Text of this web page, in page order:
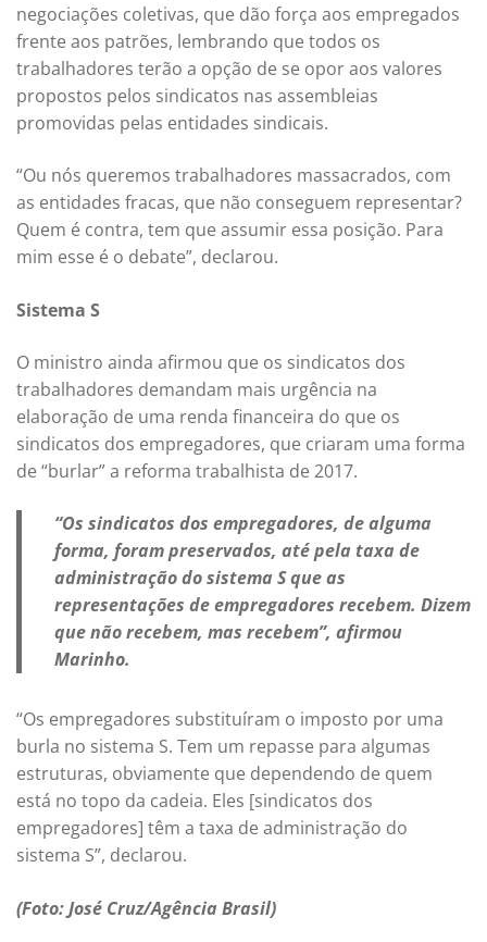
negociações coletivas, que dão força aos empregados
frente aos patrões, lembrando que todos os
trabalhadores terão a opção de se opor aos valores
propostos pelos sindicatos nas assembleias
promovidas pelas entidades sindicais.
“Ou nós queremos trabalhadores massacrados, com
as entidades fracas, que não conseguem representar?
Quem é contra, tem que assumir essa posição. Para
mim esse é o debate”, declarou.
Sistema S
O ministro ainda afirmou que os sindicatos dos
trabalhadores demandam mais urgência na
elaboração de uma renda financeira do que os
sindicatos dos empregadores, que criaram uma forma
de “burlar” a reforma trabalhista de 2017.
“Os sindicatos dos empregadores, de alguma
forma, foram preservados, até pela taxa de
administração do sistema S que as
representações de empregadores recebem. Dizem
que não recebem, mas recebem”, afirmou
Marinho.
“Os empregadores substituíram o imposto por uma
burla no sistema S. Tem um repasse para algumas
estruturas, obviamente que dependendo de quem
está no topo da cadeia. Eles [sindicatos dos
empregadores] têm a taxa de administração do
sistema S”, declarou.
(Foto: José Cruz/Agência Brasil)